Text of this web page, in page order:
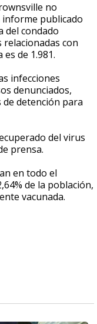
no
informe publicado
del condado
con
de 1.981.
infecciones
denunciados,
detención para
del virus
prensa.
en todo el
de la población,
vacunada.